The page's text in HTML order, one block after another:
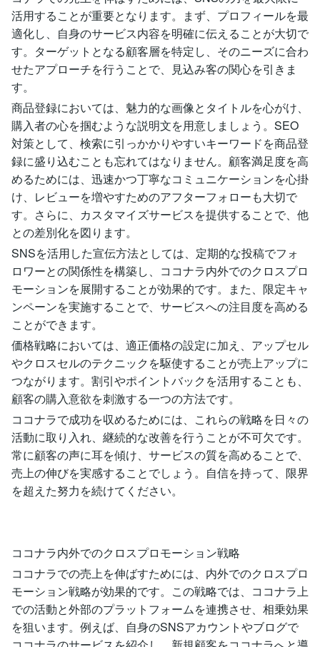
活用することが重要となります。まず、プロフィールを最
適化し、自身のサービス内容を明確に伝えることが大切で
す。ターゲットとなる顧客層を特定し、そのニーズに合わ
せたアプローチを行うことで、見込み客の関心を引きま
す。
商品登録においては、魅力的な画像とタイトルを心がけ、
購入者の心を掴むような説明文を用意しましょう。SEO
対策として、検索に引っかかりやすいキーワードを商品登
録に盛り込むことも忘れてはなりません。顧客満足度を高
めるためには、迅速かつ丁寧なコミュニケーションを心掛
け、レビューを増やすためのアフターフォローも大切で
す。さらに、カスタマイズサービスを提供することで、他
との差別化を図ります。
SNSを活用した宣伝方法としては、定期的な投稿でフォ
ロワーとの関係性を構築し、ココナラ内外でのクロスプロ
モーションを展開することが効果的です。また、限定キャ
ンペーンを実施することで、サービスへの注目度を高める
ことができます。
価格戦略においては、適正価格の設定に加え、アップセル
やクロスセルのテクニックを駆使することが売上アップに
つながります。割引やポイントバックを活用することも、
顧客の購入意欲を刺激する一つの方法です。
ココナラで成功を収めるためには、これらの戦略を日々の
活動に取り入れ、継続的な改善を行うことが不可欠です。
常に顧客の声に耳を傾け、サービスの質を高めることで、
売上の伸びを実感することでしょう。自信を持って、限界
を超えた努力を続けてください。
ココナラ内外でのクロスプロモーション戦略
ココナラでの売上を伸ばすためには、内外でのクロスプロ
モーション戦略が効果的です。この戦略では、ココナラ上
での活動と外部のプラットフォームを連携させ、相乗効果
を狙います。例えば、自身のSNSアカウントやブログで